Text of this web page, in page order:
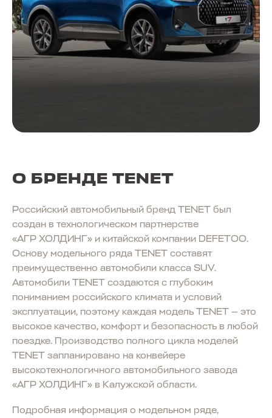
О БРЕНДЕ TENET
Российский автомобильный бренд TENET был
создан в технологическом партнерстве
«АГР ХОЛДИНГ» и китайской компании DEFETOO.
Основу модельного ряда TENET составят
преимущественно автомобили класса SUV.
Автомобили TENET создаются с глубоким
пониманием российского климата и условий
эксплуатации, поэтому каждая модель TENET — это
высокое качество, комфорт и безопасность в любой
поездке. Производство полного цикла моделей
TENET запланировано на конвейере
высокотехнологичного автомобильного завода
«АГР ХОЛДИНГ» в Калужской области.
Подробная информация о модельном ряде,